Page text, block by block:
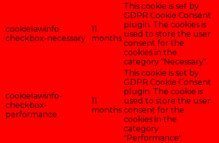
cookielawinfo-
checkbox-necessary
11
months
This cookie is set by
GDPR Cookie Consent
plugin. The cookies is
used to store the user
consent for the
cookies in the
category "Necessary".
cookielawinfo-
checkbox-
performance
11
months
This cookie is set by
GDPR Cookie Consent
plugin. The cookie is
used to store the user
consent for the
cookies in the
category
"Performance".